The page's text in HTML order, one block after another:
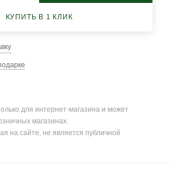
КУПИТЬ В 1 КЛИК
для интернет-магазина и может
магазинах.
на сайте, не является публичной